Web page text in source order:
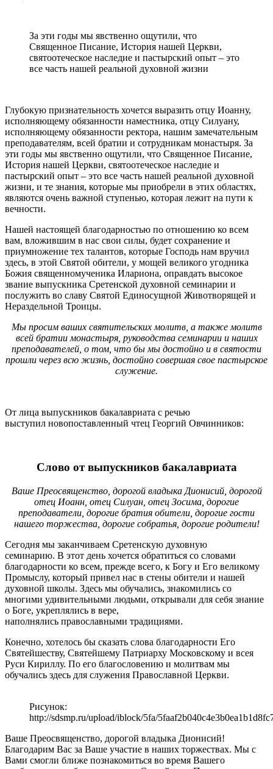
За эти годы мы явственно ощутили, что
Священное Писание, История нашей Церкви,
святоотеческое наследие и пастырский опыт – это
все часть нашей реальной духовной жизни
Глубокую признательность хочется выразить отцу Иоанну,
исполняющему обязанности наместника, отцу Силуану,
исполняющему обязанности ректора, нашим замечательным
преподавателям, всей братии и сотрудникам монастыря. За
эти годы мы явственно ощутили, что Священное Писание,
История нашей Церкви, святоотеческое наследие и
пастырский опыт – это все часть нашей реальной духовной
жизни, и те знания, которые мы приобрели в этих областях,
являются очень важной ступенью, которая лежит на пути к
вечности.
Нашей настоящей благодарностью по отношению ко всем
вам, вложившим в нас свои силы, будет сохранение и
приумножение тех талантов, которые Господь нам вручил
здесь, в этой Святой обители, у мощей великого угодника
Божия священномученика Илариона, оправдать высокое
звание выпускника Сретенской духовной семинарии и
послужить во славу Святой Единосущной Животворящей и
Нераздельной Троицы.
Мы просим ваших святительских молитв, а также молитв
всей братии монастыря, руководства семинарии и наших
преподавателей, о том, что бы мы достойно и в святости
прошли через всю жизнь, достойно совершая свое пастырское
служение.
От лица выпускников бакалавриата с речью
выступил новопоставленный чтец Георгий Овчинников:
Слово от выпускников бакалавриата
Ваше Преосвященство, дорогой владыка Дионисий, дорогой
отец Иоанн, отец Силуан, отец Зосима, дорогие
преподаватели, дорогие братия обители, дорогие гости
нашего торжества, дорогие собратья, дорогие родители!
Сегодня мы заканчиваем Сретенскую духовную
семинарию. В этот день хочется обратиться со словами
благодарности ко всем, прежде всего, к Богу и Его великому
Промыслу, который привел нас в стены обители и нашей
духовной школы. Здесь мы обучались, знакомились со
многими удивительными людьми, открывали для себя знание
о Боге, укреплялись в вере,
наполнялись православными традициями.
Конечно, хотелось бы сказать слова благодарности Его
Святейшеству, Святейшему Патриарху Московскому и всея
Руси Кириллу. По его благословению и молитвам мы
обучались здесь для служения Православной Церкви.
Рисунок:
http://sdsmp.ru/upload/iblock/5fa/
Ваше Преосвященство, дорогой владыка Дионисий!
Благодарим Вас за Ваше участие в наших торжествах. Мы с
Вами смогли ближе познакомиться во время Вашего